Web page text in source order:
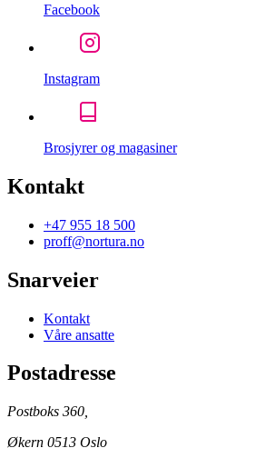
Facebook
Instagram
Brosjyrer og magasiner
Kontakt
+47 955 18 500
proff@nortura.no
Snarveier
Kontakt
Våre ansatte
Postadresse
Postboks 360,
Økern 0513 Oslo